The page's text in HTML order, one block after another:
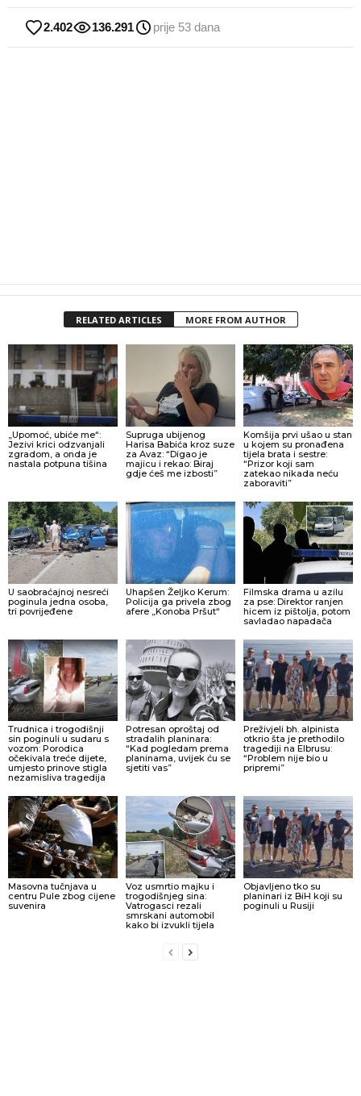
2.402 136.291 prije 53 dana
RELATED ARTICLES MORE FROM AUTHOR
„Upomoć, ubiće me“:
Jezivi krici odzvanjali
zgradom, a onda je
nastala potpuna tišina
Supruga ubijenog
Harisa Babića kroz suze
za Avaz: “Digao je
majicu i rekao: Biraj
gdje ćeš me izbosti”
Komšija prvi ušao u stan
u kojem su pronađena
tijela brata i sestre:
“Prizor koji sam
zatekao nikada neću
zaboraviti”
U saobraćajnoj nesreći
poginula jedna osoba,
tri povrijeđene
Uhapšen Željko Kerum:
Policija ga privela zbog
afere „Konoba Pršut“
Filmska drama u azilu
za pse: Direktor ranjen
hicem iz pištolja, potom
savladao napadača
Trudnica i trogodišnji
sin poginuli u sudaru s
vozom: Porodica
očekivala treće dijete,
umjesto prinove stigla
nezamisliva tragedija
Potresan oproštaj od
stradalih planinara:
“Kad pogledam prema
planinama, uvijek ću se
sjetiti vas”
Preživjeli bh. alpinista
otkrio šta je prethodilo
tragediji na Elbrusu:
“Problem nije bio u
pripremi”
Masovna tučnjava u
centru Pule zbog cijene
suvenira
Voz usmrtio majku i
trogodišnjeg sina:
Vatrogasci rezali
smrskani automobil
kako bi izvukli tijela
Objavljeno tko su
planinari iz BiH koji su
poginuli u Rusiji